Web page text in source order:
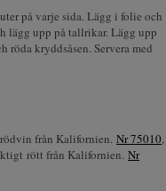
på varje sida. Lägg i folie och
lägg upp på tallrikar. Lägg upp
röda kryddsåsen. Servera med
från Kalifornien. Nr 75010,
rött från Kalifornien. Nr